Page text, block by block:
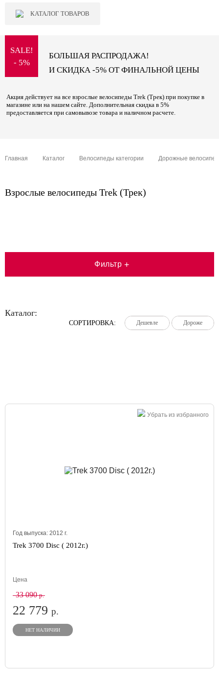
КАТАЛОГ ТОВАРОВ
SALE!
- 5%
БОЛЬШАЯ РАСПРОДАЖА!
И СКИДКА -5% ОТ ФИНАЛЬНОЙ ЦЕНЫ
Акция действует на все взрослые велосипеды Trek (Трек) при покупке в
магазине или на нашем сайте. Дополнительная скидка в 5%
предоставляется при самовывозе товара и наличном расчете.
Главная Каталог Велосипеды категории Дорожные
Взрослые велосипеды Trek (Трек)
Фильтр +
Каталог:
СОРТИРОВКА: Дешевле
Дешевле
Дешевле Дороже
Дороже
Дороже
Убрать из избранного
Год выпуска: 2012 г.
Trek 3700 Disc ( 2012г.)
Цена
33 090р.
22 779 р.
НЕТ НАЛИЧИИ